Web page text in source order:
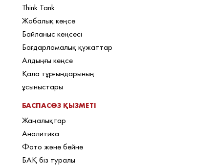
Think Tank
Жобалық кеңсе
Байланыс кеңсесі
Бағдарламалық құжаттар
Алдыңғы кеңсе
Қала тұрғындарының
ұсыныстары
БАСПАСӨЗ ҚЫЗМЕТІ
Жаңалықтар
Аналитика
Фото және бейне
БАҚ біз туралы